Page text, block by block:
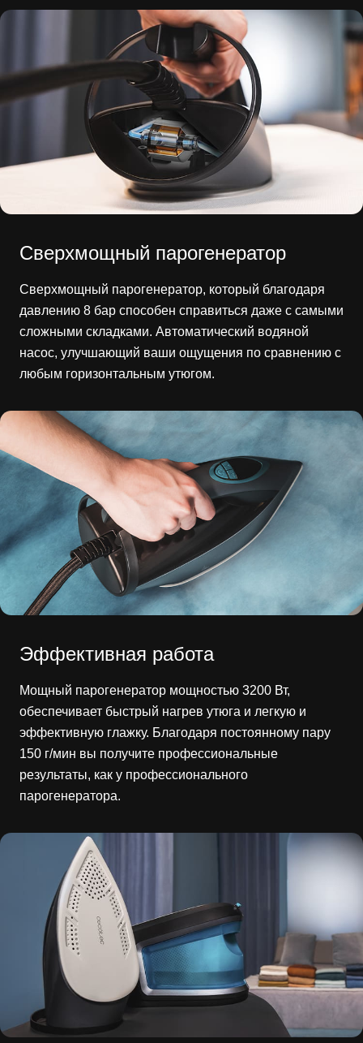
Сверхмощный парогенератор
Сверхмощный парогенератор, который благодаря
давлению 8 бар способен справиться даже с самыми
сложными складками. Автоматический водяной
насос, улучшающий ваши ощущения по сравнению с
любым горизонтальным утюгом.
Эффективная работа
Мощный парогенератор мощностью 3200 Вт,
обеспечивает быстрый нагрев утюга и легкую и
эффективную глажку. Благодаря постоянному пару
150 г/мин вы получите профессиональные
результаты, как у профессионального
парогенератора.